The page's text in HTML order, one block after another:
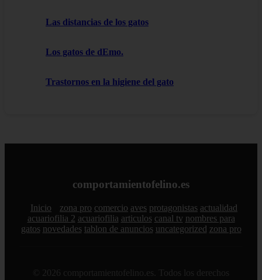
Las distancias de los gatos
Los gatos de dEmo.
Trastornos en la higiene del gato
comportamientofelino.es
Inicio zona pro comercio aves protagonistas actualidad
acuariofilia 2 acuariofilia articulos canal tv nombres para
gatos novedades tablon de anuncios uncategorized zona pro
© 2026 comportamientofelino.es. Todos los derechos